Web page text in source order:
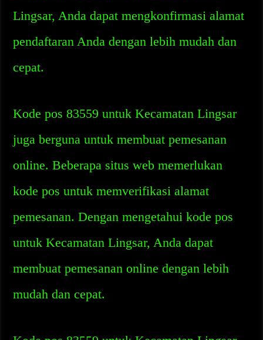
Lingsar, Anda dapat mengkonfirmasi alamat
pendaftaran Anda dengan lebih mudah dan
cepat.
Kode pos 83559 untuk Kecamatan Lingsar
juga berguna untuk membuat pemesanan
online. Beberapa situs web memerlukan
kode pos untuk memverifikasi alamat
pemesanan. Dengan mengetahui kode pos
untuk Kecamatan Lingsar, Anda dapat
membuat pemesanan online dengan lebih
mudah dan cepat.